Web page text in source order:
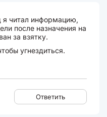
я читал информацию,
после назначения на
за взятку.
угнездиться.
Ответить